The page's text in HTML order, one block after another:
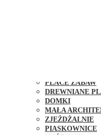
PLACE ZABAW
DREWNIANE
DOMKI
MAŁA
ZJEŻDŻALNIE
PIASKOWNICE